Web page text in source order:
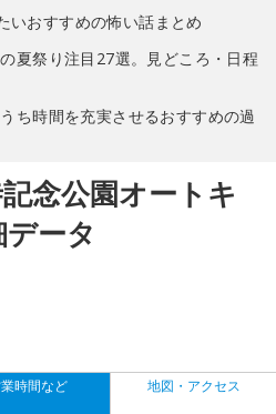
いおすすめの怖い話まとめ
夏祭り注目27選。見どころ・日程
ち時間を充実させるおすすめの過
念公園オートキ
ータ
時間など 地図・アクセス